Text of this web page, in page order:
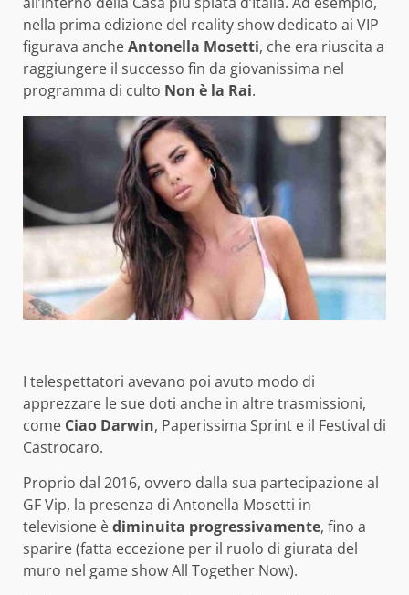
nella prima edizione del reality show dedicato ai VIP
figurava ancheAntonella Mosetti, che era riuscita a
raggiungere il successo fin da giovanissima nel
programma di culto Non è la Rai.
I telespettatori avevano poi avuto modo di
apprezzare le sue doti anche in altre trasmissioni,
come Ciao Darwin, Paperissima Sprint e il Festival di
Castrocaro.
Proprio dal 2016, ovvero dalla sua partecipazione al
GF Vip, la presenza di Antonella Mosetti in
televisione èdiminuita progressivamente, fino a
sparire (fatta eccezione per il ruolo di giurata del
muro nel game show All Together Now).